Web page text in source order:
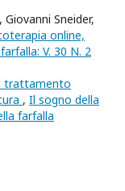
Sneider,
online,
V. 30 N. 2
trattamento
, Il sogno della
farfalla